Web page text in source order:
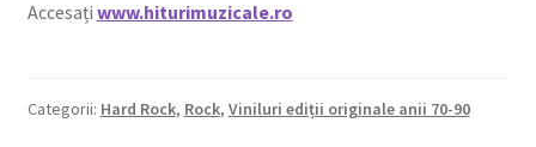
Accesați www.hiturimuzicale.ro
Categorii: Hard Rock, Rock, Viniluri ediții originale anii 70-90